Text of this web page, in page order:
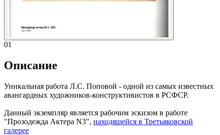
01
Описание
Уникальная работа Л.С. Поповой - одной из самых известных
авангардных художников-конструктивистов в РСФСР.
Данный экземпляр является рабочим эскизом в работе
"Прозодежда Актера N3", находящейся в Третьяковской
галерее